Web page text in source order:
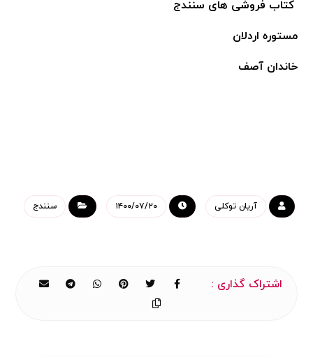
کتاب فروشی های سنندج
مستوره اردلان
خاندان آصف
آریان توکلی ۱۴۰۰/۰۷/۲۰ سنندج